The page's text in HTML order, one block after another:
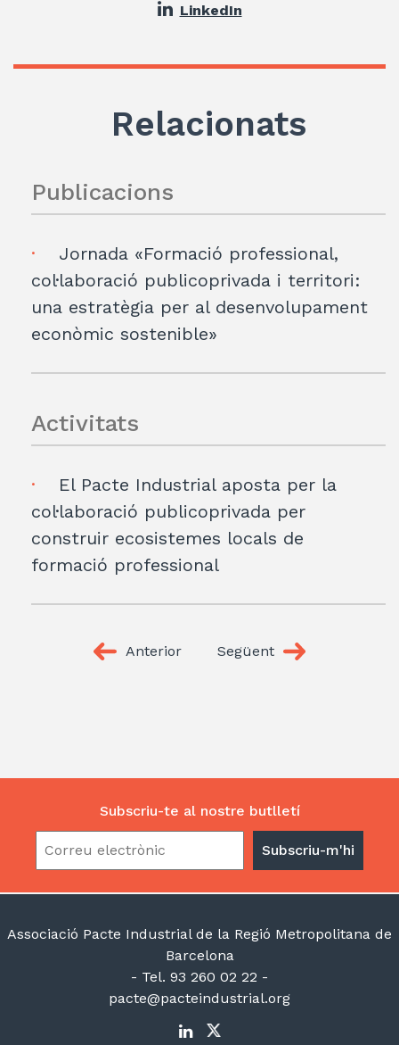
LinkedIn
Relacionats
Publicacions
Jornada «Formació professional,
col·laboració publicoprivada i territori:
una estratègia per al desenvolupament
econòmic sostenible»
Activitats
El Pacte Industrial aposta per la
col·laboració publicoprivada per
construir ecosistemes locals de
formació professional
Anterior Següent
Subscriu-te al nostre butlletí
Associació Pacte Industrial de la Regió Metropolitana de
Barcelona
- Tel. 93 260 02 22 -
pacte@pacteindustrial.org